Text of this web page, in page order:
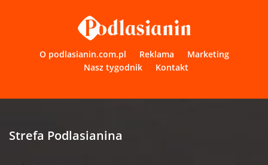
O podlasianin.com.pl Reklama
Marketing
Nasz tygodnik
Kontakt
Strefa Podlasianina